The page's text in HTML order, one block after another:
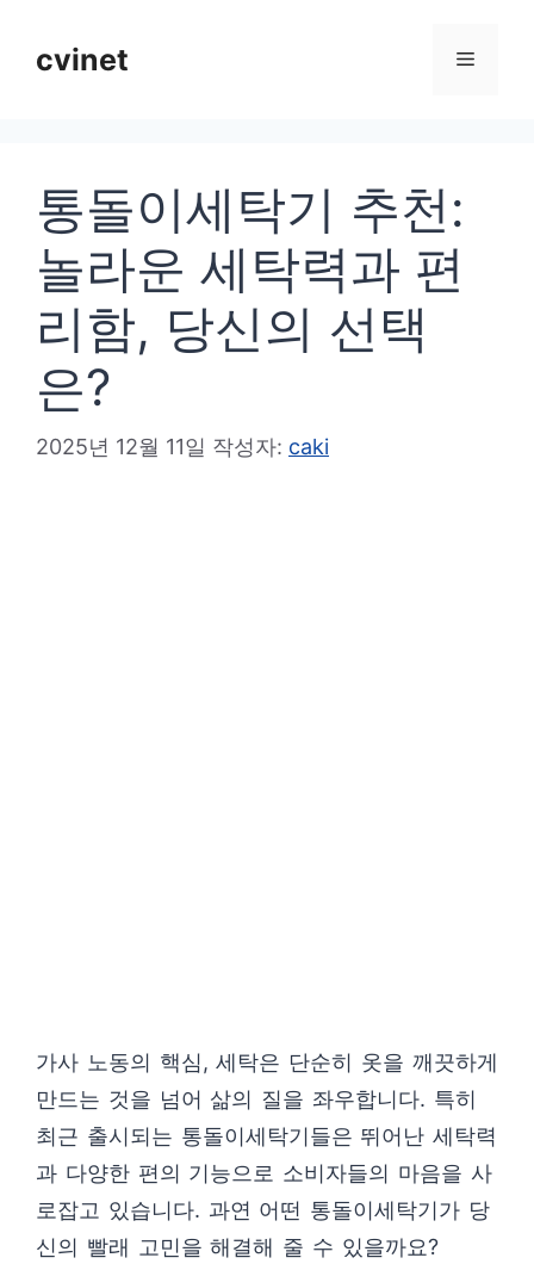
cvinet 메
통돌이세탁기 추천:
놀라운 세탁력과 편
리함, 당신의 선택
은?
2025년 12월 11일 작성자: caki
가사 노동의 핵심, 세탁은 단순히 옷을 깨끗하게
만드는 것을 넘어 삶의 질을 좌우합니다. 특히
최근 출시되는 통돌이세탁기들은 뛰어난 세탁력
과 다양한 편의 기능으로 소비자들의 마음을 사
로잡고 있습니다. 과연 어떤 통돌이세탁기가 당
신의 빨래 고민을 해결해 줄 수 있을까요?